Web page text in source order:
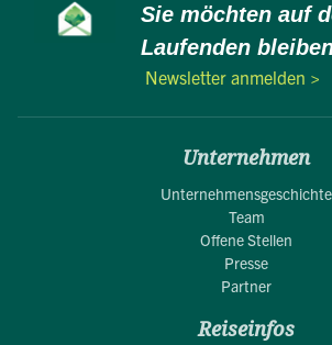
Sie möchten auf
Laufenden
Newsletter anmelden >
Unternehmen
Unternehmensgeschichte
Team
Offene Stellen
Presse
Partner
Reiseinfos